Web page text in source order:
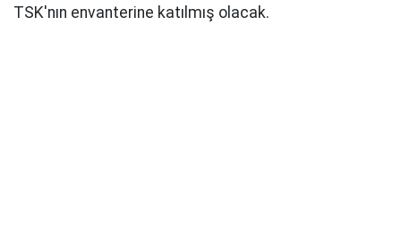
TSK'nın envanterine katılmış olacak.